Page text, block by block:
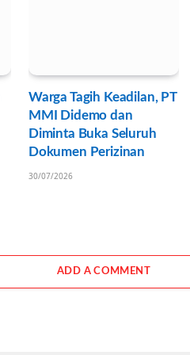
Warga Tagih Keadilan, PT
MMI Didemo dan
Diminta Buka Seluruh
Dokumen Perizinan
30/07/2026
ADD A COMMENT